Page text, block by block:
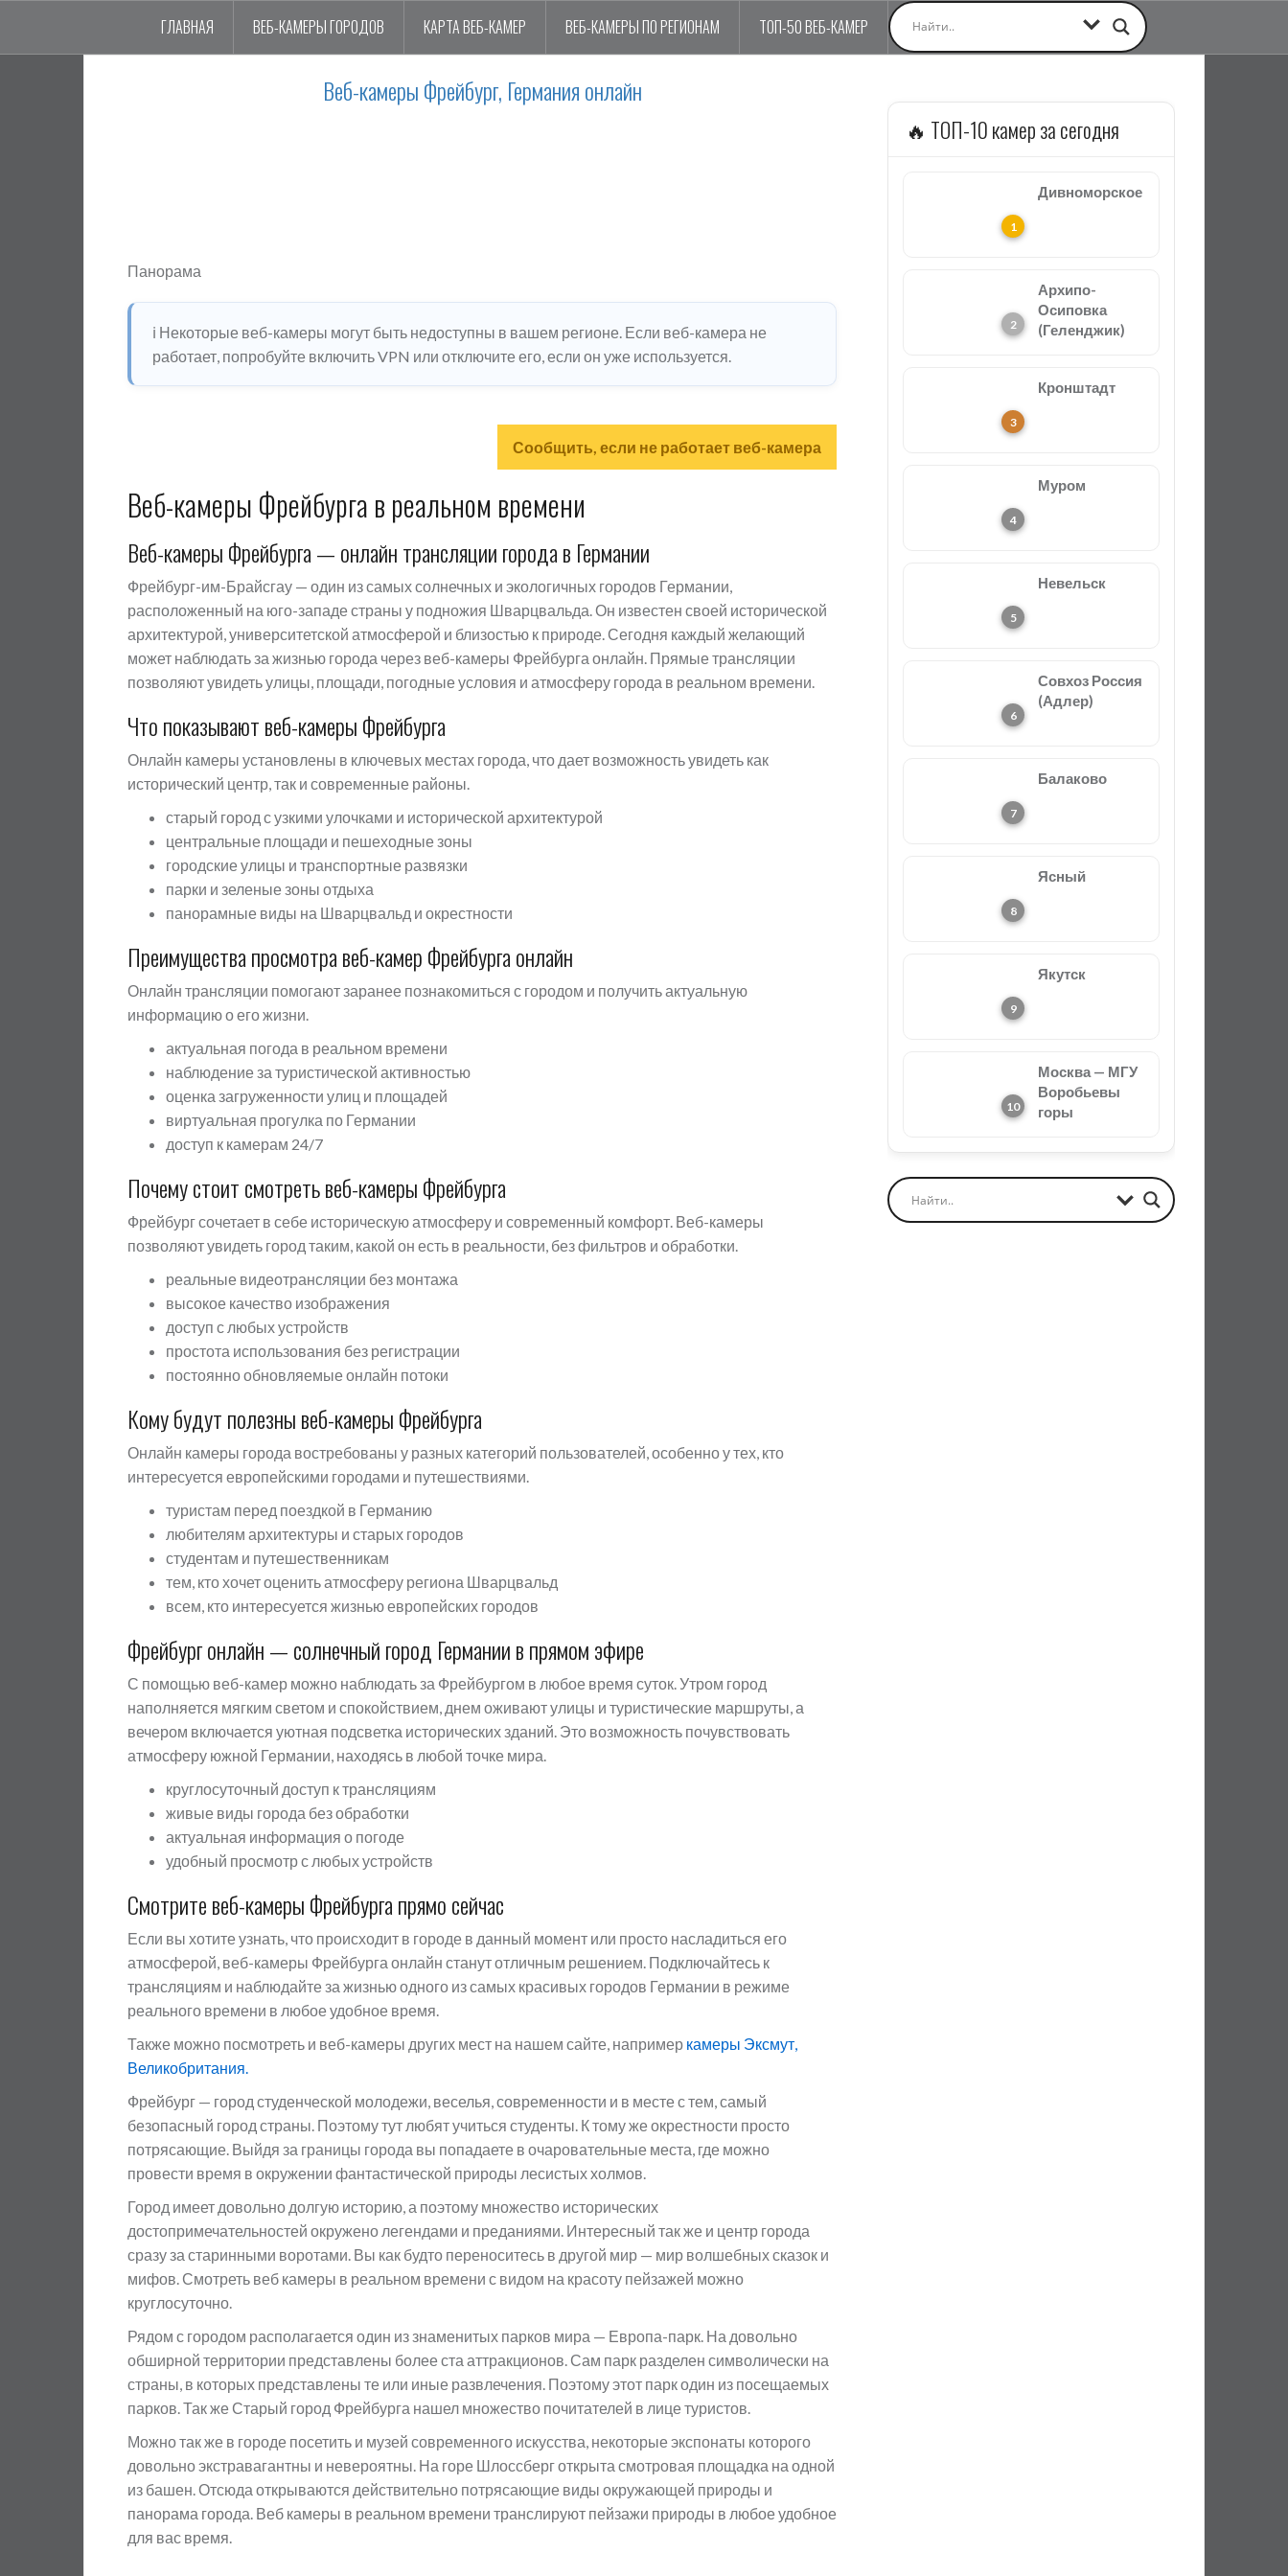
ГЛАВНАЯ ВЕБ-КАМЕРЫ ГОРОДОВ КАРТА ВЕБ-КАМЕР ВЕБ-КАМЕРЫ ПО РЕГИОНАМ ТОП-50 ВЕБ-КАМЕР
Веб-камеры Фрейбург, Германия онлайн
Панорама
ℹ️ Некоторые веб-камеры могут быть недоступны в вашем регионе. Если веб-камера не
работает, попробуйте включить VPN или отключите его, если он уже используется.
Сообщить, если не работает веб-камера
Веб-камеры Фрейбурга в реальном времени
Веб-камеры Фрейбурга — онлайн трансляции города в Германии
Фрейбург-им-Брайсгау — один из самых солнечных и экологичных городов Германии,
расположенный на юго-западе страны у подножия Шварцвальда. Он известен своей исторической
архитектурой, университетской атмосферой и близостью к природе. Сегодня каждый желающий
может наблюдать за жизнью города через веб-камеры Фрейбурга онлайн. Прямые трансляции
позволяют увидеть улицы, площади, погодные условия и атмосферу города в реальном времени.
Что показывают веб-камеры Фрейбурга
Онлайн камеры установлены в ключевых местах города, что дает возможность увидеть как
исторический центр, так и современные районы.
старый город с узкими улочками и исторической архитектурой
центральные площади и пешеходные зоны
городские улицы и транспортные развязки
парки и зеленые зоны отдыха
панорамные виды на Шварцвальд и окрестности
Преимущества просмотра веб-камер Фрейбурга онлайн
Онлайн трансляции помогают заранее познакомиться с городом и получить актуальную
информацию о его жизни.
актуальная погода в реальном времени
наблюдение за туристической активностью
оценка загруженности улиц и площадей
виртуальная прогулка по Германии
доступ к камерам 24/7
Почему стоит смотреть веб-камеры Фрейбурга
Фрейбург сочетает в себе историческую атмосферу и современный комфорт. Веб-камеры
позволяют увидеть город таким, какой он есть в реальности, без фильтров и обработки.
реальные видеотрансляции без монтажа
высокое качество изображения
доступ с любых устройств
простота использования без регистрации
постоянно обновляемые онлайн потоки
Кому будут полезны веб-камеры Фрейбурга
Онлайн камеры города востребованы у разных категорий пользователей, особенно у тех, кто
интересуется европейскими городами и путешествиями.
туристам перед поездкой в Германию
любителям архитектуры и старых городов
студентам и путешественникам
тем, кто хочет оценить атмосферу региона Шварцвальд
всем, кто интересуется жизнью европейских городов
Фрейбург онлайн — солнечный город Германии в прямом эфире
С помощью веб-камер можно наблюдать за Фрейбургом в любое время суток. Утром город
наполняется мягким светом и спокойствием, днем оживают улицы и туристические маршруты, а
вечером включается уютная подсветка исторических зданий. Это возможность почувствовать
атмосферу южной Германии, находясь в любой точке мира.
круглосуточный доступ к трансляциям
живые виды города без обработки
актуальная информация о погоде
удобный просмотр с любых устройств
Смотрите веб-камеры Фрейбурга прямо сейчас
Если вы хотите узнать, что происходит в городе в данный момент или просто насладиться его
атмосферой, веб-камеры Фрейбурга онлайн станут отличным решением. Подключайтесь к
трансляциям и наблюдайте за жизнью одного из самых красивых городов Германии в режиме
реального времени в любое удобное время.
Также можно посмотреть и веб-камеры других мест на нашем сайте, например камеры Эксмут,
Великобритания.
Фрейбург — город студенческой молодежи, веселья, современности и в месте с тем, самый
безопасный город страны. Поэтому тут любят учиться студенты. К тому же окрестности просто
потрясающие. Выйдя за границы города вы попадаете в очаровательные места, где можно
провести время в окружении фантастической природы лесистых холмов.
Город имеет довольно долгую историю, а поэтому множество исторических
достопримечательностей окружено легендами и преданиями. Интересный так же и центр города
сразу за старинными воротами. Вы как будто переноситесь в другой мир — мир волшебных сказок и
мифов. Смотреть веб камеры в реальном времени с видом на красоту пейзажей можно
круглосуточно.
Рядом с городом располагается один из знаменитых парков мира — Европа-парк. На довольно
обширной территории представлены более ста аттракционов. Сам парк разделен символически на
страны, в которых представлены те или иные развлечения. Поэтому этот парк один из посещаемых
парков. Так же Старый город Фрейбурга нашел множество почитателей в лице туристов.
Можно так же в городе посетить и музей современного искусства, некоторые экспонаты которого
довольно экстравагантны и невероятны. На горе Шлоссберг открыта смотровая площадка на одной
из башен. Отсюда открываются действительно потрясающие виды окружающей природы и
панорама города. Веб камеры в реальном времени транслируют пейзажи природы в любое удобное
для вас время.
🔥 ТОП-10 камер за сегодня
Дивноморское
Архипо-
Осиповка
(Геленджик)
Кронштадт
Муром
Невельск
Совхоз Россия
(Адлер)
Балаково
Ясный
Якутск
Москва — МГУ
Воробьевы
горы